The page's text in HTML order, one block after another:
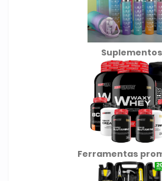
Suplementos
Ferramentas